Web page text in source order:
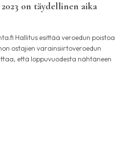
on täydellinen aika
Hallitus esittää veroedun poistoa
ostajien varainsiirtoveroedun
että loppuvuodesta nähtäneen